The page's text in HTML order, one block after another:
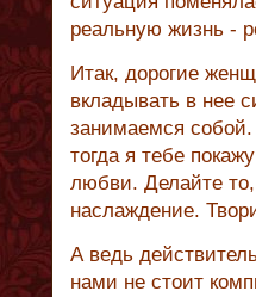
реальную жизнь -
Итак, дорогие
вкладывать в нее
занимаемся
тогда я тебе
любви. Делайте
наслаждение.
А ведь
нами не стоит